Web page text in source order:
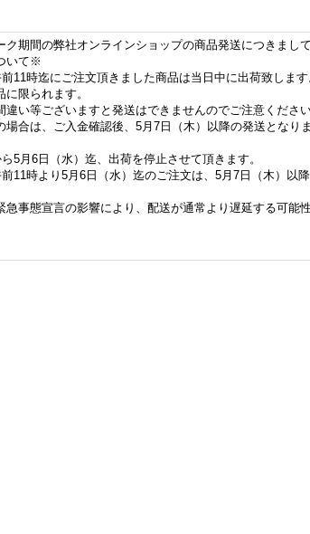
ク期間の弊社オンラインショップの商品発送につきまし
いて※
11時迄にご注文頂きました商品は当日中に出荷致します
に限られます。
違い等ございますと発送はできませんのでご注意ください
場合は、ご入金確認後、5月7日（木）以降の発送となり
5月6日（水）迄、出荷を停止させて頂きます。
11時より5月6日（水）迄のご注文は、5月7日（木）以
急事態宣言の影響により、配送が通常より遅延する可